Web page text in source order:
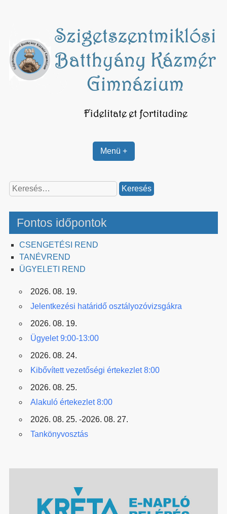
Menü +
Keresés:
Fontos időpontok
CSENGETÉSI REND
TANÉVREND
ÜGYELETI REND
2026. 08. 19.
Jelentkezési határidő osztályozóvizsgákra
2026. 08. 19.
Ügyelet 9:00-13:00
2026. 08. 24.
Kibővített vezetőségi értekezlet 8:00
2026. 08. 25.
Alakuló értekezlet 8:00
2026. 08. 25. -2026. 08. 27.
Tankönyvosztás